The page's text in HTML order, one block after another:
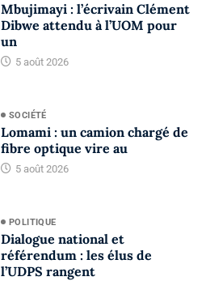
Mbujimayi : l’écrivain Clément
Dibwe attendu à l’UOM pour
un
5 août 2026
SOCIÉTÉ
Lomami : un camion chargé de
fibre optique vire au
5 août 2026
POLITIQUE
Dialogue national et
référendum : les élus de
l’UDPS rangent